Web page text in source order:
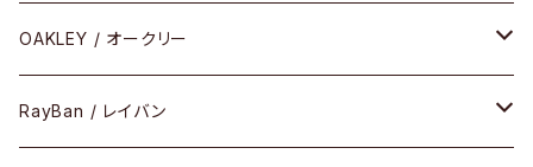
PLASTIC（プラスティックシリーズ）
SIRMONT（サーモントシリーズ）
コンビ
メタルフレーム
その他
セルフレーム
OAKLEY / オークリー
メガネフレーム
RayBan / レイバン